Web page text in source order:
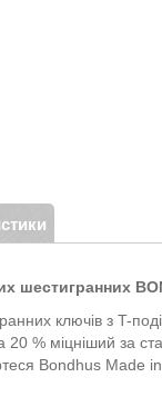
шестигранних
ключів з T-
20 % міцніший
Bondhus Made